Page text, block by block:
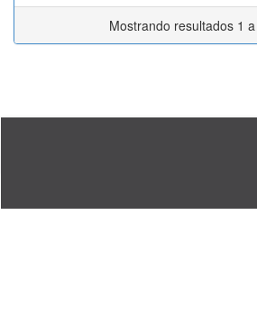
Mostrando resultados 1